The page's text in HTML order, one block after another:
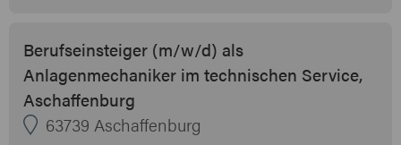
Berufseinsteiger (m/w/d) als
Anlagenmechaniker im technischen Service,
Aschaffenburg
63739 Aschaffenburg